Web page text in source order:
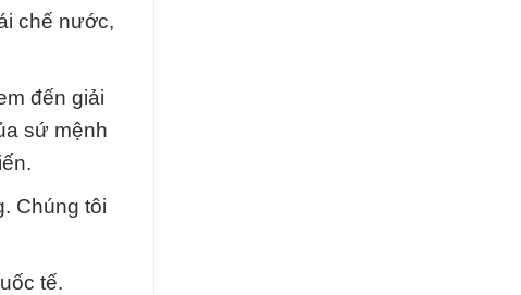
chế nước,
đến giải
sứ mệnh
Chúng tôi
tế.